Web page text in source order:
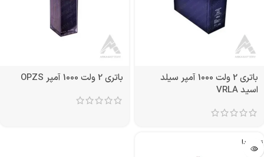
باتری 2 ولت 1000 آمپر سیلد
اسید VRLA
باتری 2 ولت 1000 آمپر OPZS
تمام شد!